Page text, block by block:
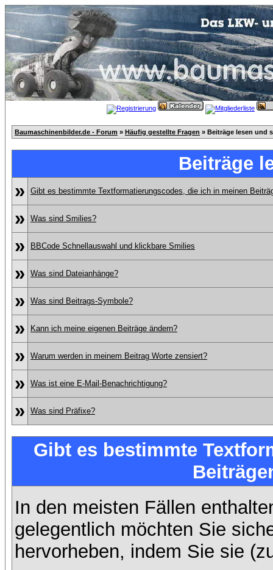
Baumaschinenbilder.de - Forum » Häufig gestellte Fragen » Beiträge lesen und
Beiträge
»
Gibt es bestimmte Textformatierungscodes, die ich in meinen
» Was sind Smilies?
» BBCode Schnellauswahl und klickbare Smilies
» Was sind Dateianhänge?
» Was sind Beitrags-Symbole?
» Kann ich meine eigenen Beiträge ändern?
» Warum werden in meinem Beitrag Worte zensiert?
» Was ist eine E-Mail-Benachrichtigung?
» Was sind Präfixe?
Gibt es bestimmte
In den meisten Fällen
gelegentlich möchten Sie
hervorheben, indem Sie sie